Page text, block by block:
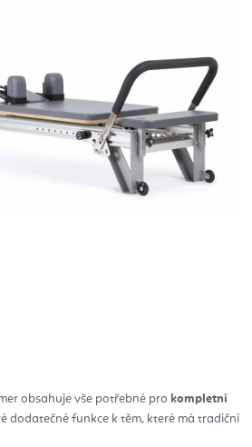
obsahuje vše potřebné pro kompletní
dodatečné funkce k těm, které má tradiční